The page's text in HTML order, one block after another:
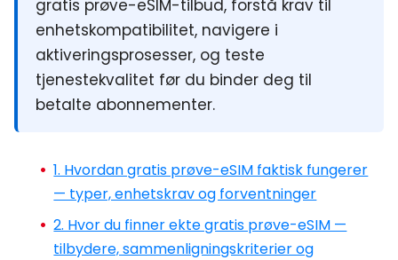
gratis prøve-eSIM-tilbud, forstå krav til
enhetskompatibilitet, navigere i
aktiveringsprosesser, og teste
tjenestekvalitet før du binder deg til
betalte abonnementer.
1. Hvordan gratis prøve-eSIM faktisk fungerer
— typer, enhetskrav og forventninger
2. Hvor du finner ekte gratis prøve-eSIM —
tilbydere, sammenligningskriterier og